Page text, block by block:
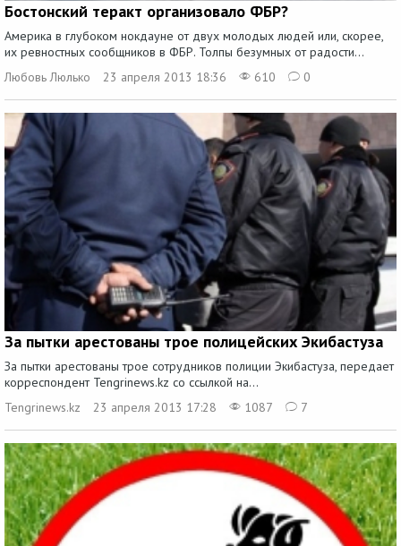
Бостонский теракт организовало ФБР?
Америка в глубоком нокдауне от двух молодых людей или, скорее,
их ревностных сообщников в ФБР. Толпы безумных от радости...
Любовь Люлько
23 апреля 2013 18:36 610 0
За пытки арестованы трое полицейских Экибастуза
За пытки арестованы трое сотрудников полиции Экибастуза, передает
корреспондент Tengrinews.kz со ссылкой на...
Tengrinews.kz
23 апреля 2013 17:28 1087 7